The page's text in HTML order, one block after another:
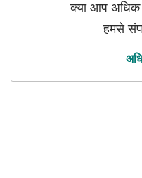
क्या आप अधिक
हमसे